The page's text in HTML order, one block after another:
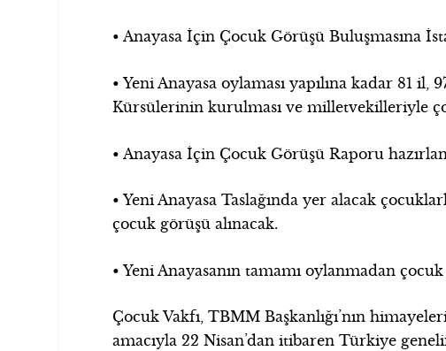
• Anayasa İçin Çocuk Görüşü Buluşmasına
• Yeni Anayasa oylaması yapılına kadar 81
Kürsülerinin kurulması ve milletvekilleriyle
• Anayasa İçin Çocuk Görüşü Raporu
• Yeni Anayasa Taslağında yer alacak
çocuk görüşü alınacak.
• Yeni Anayasanın tamamı oylanmadan
Çocuk Vakfı, TBMM Başkanlığı’nın
amacıyla 22 Nisan’dan itibaren Türkiye